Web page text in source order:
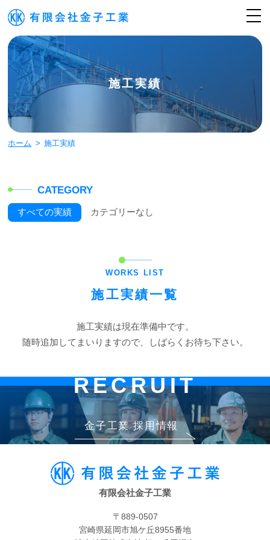
施工実績
ホーム 施工実績
CATEGORY
すべての実績 カテゴリーなし
WORKS LIST
施工実績一覧
施工実績は現在準備中です。
随時追加してまいりますので、しばらくお待ち下さい。
RECRUIT
金子工業 採用情報
有限会社金子工業
〒889-0507
宮崎県延岡市旭ケ丘8955番地